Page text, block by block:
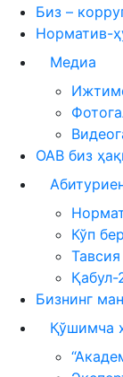
Биз –
Норматив-
Медиа
ОАВ биз
Кўп
Бизнинг
Қўшимча